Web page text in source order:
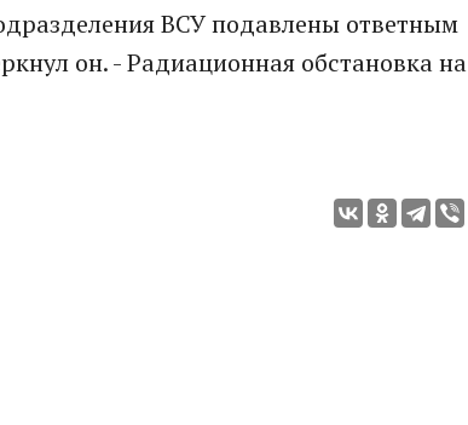
ВСУ подавлены ответным
он. - Радиационная обстановка на